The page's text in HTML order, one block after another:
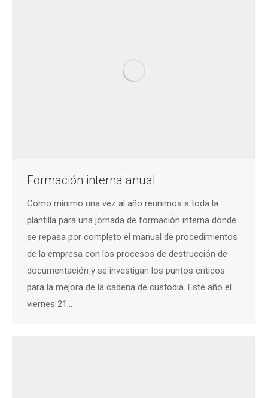
Formación interna anual
Como mínimo una vez al año reunimos a toda la
plantilla para una jornada de formación interna donde
se repasa por completo el manual de procedimientos
de la empresa con los procesos de destrucción de
documentación y se investigan los puntos críticos
para la mejora de la cadena de custodia. Este año el
viernes 21…